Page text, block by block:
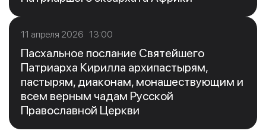
11 апреля 2026 13:00
Пасхальное послание Святейшего
Патриарха Кирилла архипастырям,
пастырям, диаконам, монашествующим и
всем верным чадам Русской
Православной Церкви